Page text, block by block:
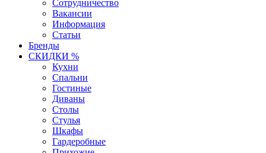
Сотрудничество
Вакансии
Информация
Статьи
Бренды
СКИДКИ %
Кухни
Спальни
Гостиные
Диваны
Столы
Стулья
Шкафы
Гардеробные